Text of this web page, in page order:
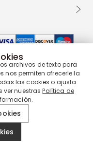
todos los derechos.
archivos de texto para
nos permiten ofrecerle la
las cookies o ajusta
ver nuestrasPolítica de